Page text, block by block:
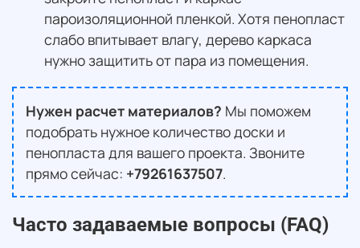
пароизоляционной пленкой. Хотя пенопласт
слабо впитывает влагу, дерево каркаса
нужно защитить от пара из помещения.
Нужен расчет материалов? Мы поможем
подобрать нужное количество доски и
пенопласта для вашего проекта. Звоните
прямо сейчас: +79261637507.
Часто задаваемые вопросы (FAQ)